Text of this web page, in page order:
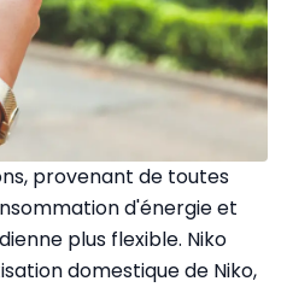
provenant de toutes
d'énergie et
plus flexible. Niko
domestique de Niko,